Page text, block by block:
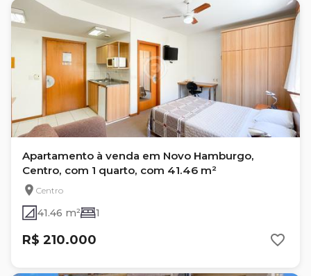
Apartamento à venda em Novo Hamburgo,
Centro, com 1 quarto, com 41.46 m²
Centro
41.46 m² 1
R$ 210.000